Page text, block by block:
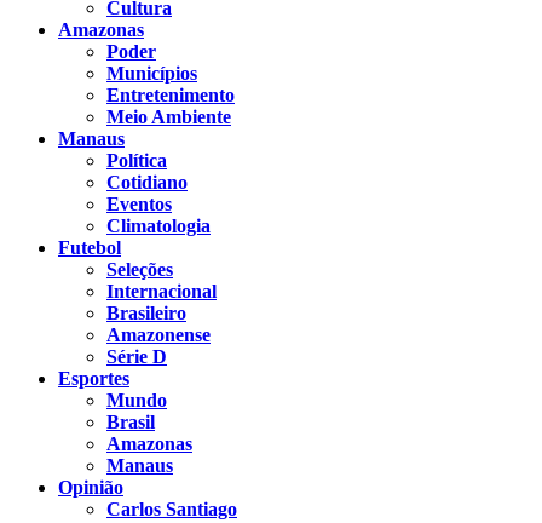
Cultura
Amazonas
Poder
Municípios
Entretenimento
Meio Ambiente
Manaus
Política
Cotidiano
Eventos
Climatologia
Futebol
Seleções
Internacional
Brasileiro
Amazonense
Série D
Esportes
Mundo
Brasil
Amazonas
Manaus
Opinião
Carlos Santiago